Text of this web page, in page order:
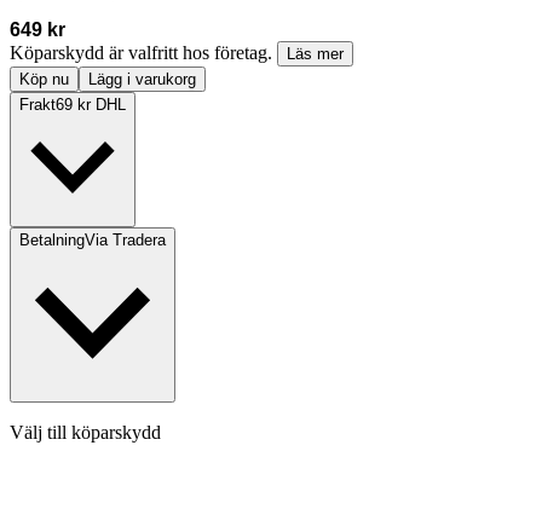
649 kr
Köparskydd är valfritt hos företag.
Läs mer
Köp nu
Lägg i varukorg
Frakt69 kr DHL
BetalningVia Tradera
Välj till köparskydd